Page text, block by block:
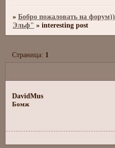
»Бобро пожаловать на форум))
Эльф" »interesting post
Страница: 1
DavidMus
Бомж